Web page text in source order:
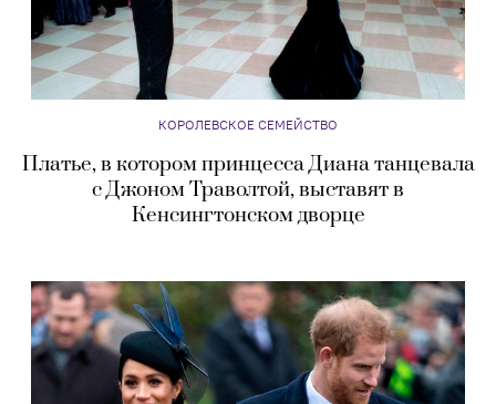
КОРОЛЕВСКОЕ СЕМЕЙСТВО
Платье, в котором принцесса Диана танцевала
с Джоном Траволтой, выставят в
Кенсингтонском дворце